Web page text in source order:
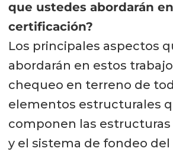
que ustedes abordarán
certificación?
Los principales aspectos
abordarán en estos
chequeo en terreno de
elementos estructurales
componen las
y el sistema de fondeo